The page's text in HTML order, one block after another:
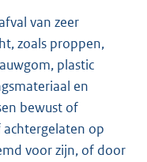
van zeer
zoals proppen,
plastic
en
bewust of
op
voor zijn, of door